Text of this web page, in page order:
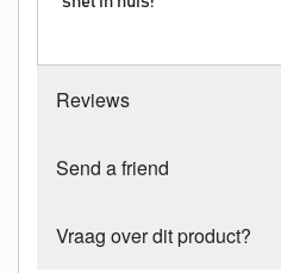
Reviews
Send a friend
Vraag over dit product?